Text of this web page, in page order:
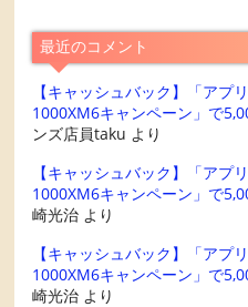
最近のコメント
【キャッシュバック】「アプ
1000XM6キャンペーン」で
ンズ店員taku より
【キャッシュバック】「アプ
1000XM6キャンペーン」で
崎光治 より
【キャッシュバック】「アプ
1000XM6キャンペーン」で
崎光治 より